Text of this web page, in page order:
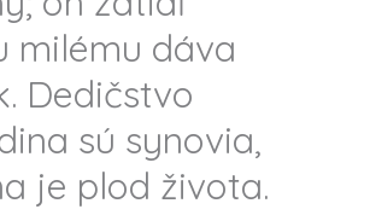
milému dáva
Dedičstvo
sú synovia,
je plod života.